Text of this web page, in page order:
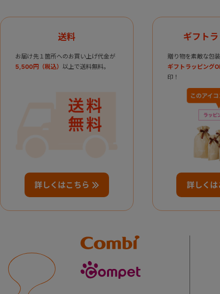
送料
お届け先１箇所へのお買い上げ代金が
5,500円（税込） 以上で送料無料。
詳しくはこちら
ギフト
贈り物を素敵な包
ギフトラッピング
印！
詳しくは
Combi